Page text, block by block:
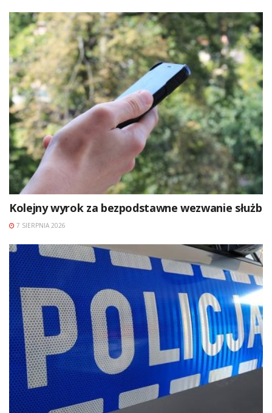
Kolejny wyrok za bezpodstawne wezwanie służb
7 SIERPNIA 2026